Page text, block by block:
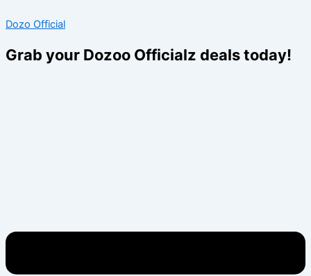
to
Dozo Official
Grab your Dozoo Officialz deals today!